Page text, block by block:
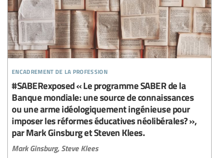
encadrement de la profession
#SABERexposed « Le programme SABER de la
Banque mondiale: une source de connaissances
ou une arme idéologiquement ingénieuse pour
imposer les réformes éducatives néolibérales? »,
par Mark Ginsburg et Steven Klees.
Mark Ginsburg, Steve Klees